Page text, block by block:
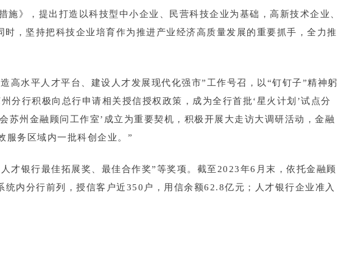
》，提出打造以科技型中小企业、民营科技企业为基础，高新技术企业、
，坚持把科技企业培育作为推进产业经济高质量发展的重要抓手，全力推
高水平人才平台、建设人才发展现代化强市”工作号召，以“钉钉子”精神躬
分行积极向总行申请相关授信授权政策，成为全行首批‘星火计划’试点分
州金融顾问工作室’成立为重要契机，积极开展大走访大调研活动，金融
服务区域内一批科创企业。”
才银行最佳拓展奖、最佳合作奖”等奖项。截至2023年6月末，依托金融顾
内分行前列，授信客户近350户，用信余额62.8亿元；人才银行企业准入